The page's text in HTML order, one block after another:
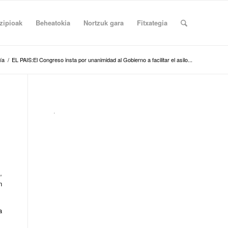
Beheatokia Nortzuk gara Fitxategia
/ EL PAIS:El Congreso insta por unanimidad al Gobierno a facilitar el asilo...
.